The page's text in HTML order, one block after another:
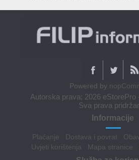
Powered by
Autorska prava; 2026 eStorePro
Sva prava
Informacije
Plaćanje Dostava i povrat
Uvjeti korištenja
Mapa stranice